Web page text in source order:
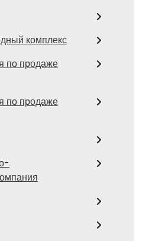
комплекс
по продаже
по продаже